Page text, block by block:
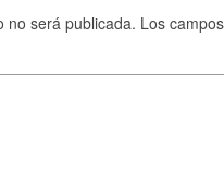
no será publicada. Los